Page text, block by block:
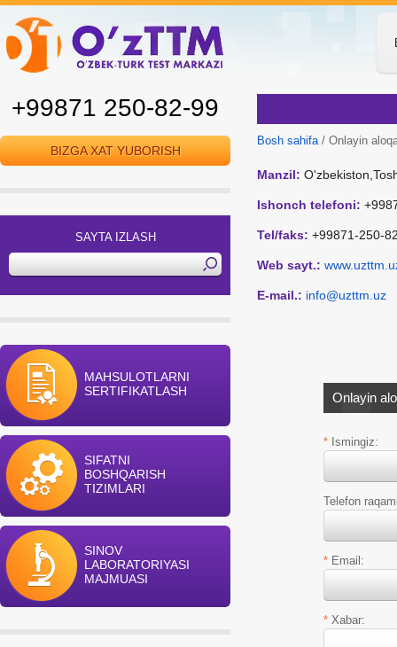
+99871 250-82-99
BIZGA XAT YUBORISH
SAYTA IZLASH
MAHSULOTLARNI
SERTIFIKATLASH
SIFATNI
BOSHQARISH
TIZIMLARI
SINOV
LABORATORIYASI
MAJMUASI
Bosh sahifa/ Onlayin
Manzil:
Ishonch telefoni:
Tel/faks: +99871-250-
Web sayt.:
E-mail.: info@uzttm.uz
Onlayin
* Ismingiz:
Telefon
* Email:
* Xabar: